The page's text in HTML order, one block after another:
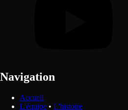
Navigation
Accueil
L'équipe • L'histoire